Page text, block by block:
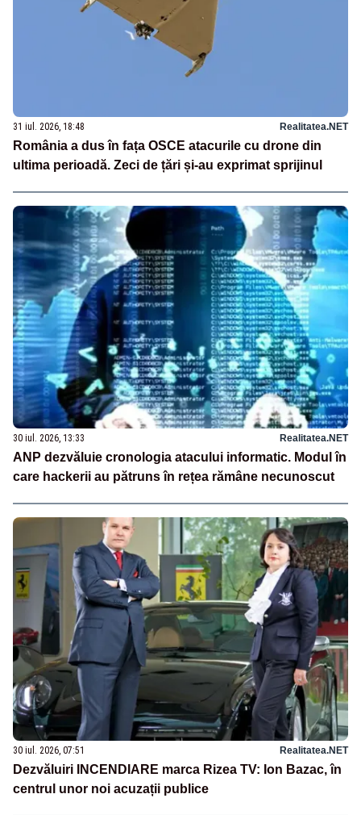
31 iul. 2026, 18:48 Realitatea.NET
România a dus în fața OSCE atacurile cu drone din
ultima perioadă. Zeci de țări și-au exprimat sprijinul
30 iul. 2026, 13:33 Realitatea.NET
ANP dezvăluie cronologia atacului informatic. Modul în
care hackerii au pătruns în rețea rămâne necunoscut
30 iul. 2026, 07:51 Realitatea.NET
Dezvăluiri INCENDIARE marca Rizea TV: Ion Bazac, în
centrul unor noi acuzații publice